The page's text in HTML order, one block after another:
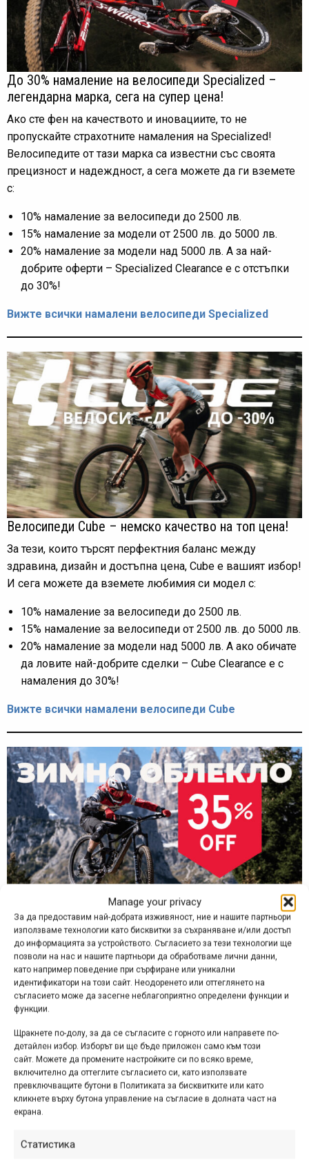
Manage your privacy
За да предоставим най-добрата изживяност, ние и нашите партньори
използваме технологии като бисквитки за съхраняване и/или достъп
до информацията за устройството. Съгласието за тези технологии ще
позволи на нас и нашите партньори да обработваме лични данни,
като например поведение при сърфиране или уникални
идентификатори на този сайт. Неодоренето или оттеглянето на
съгласието може да засегне неблагоприятно определени функции и
функции.
Щракнете по-долу, за да се съгласите с горното или направете по-
детайлен избор. Изборът ви ще бъде приложен само към този
сайт. Можете да промените настройките си по всяко време,
включително да оттеглите съгласието си, като използвате
превключващите бутони в Политиката за бисквитките или като
кликнете върху бутона управление на съгласие в долната част на
екрана.
Статистика
До 30% намаление на велосипеди Specialized –
легендарна марка, сега на супер цена!
Ако сте фен на качеството и иновациите, то не
пропускайте страхотните намаления на Specialized!
Велосипедите от тази марка са известни със своята
прецизност и надеждност, а сега можете да ги вземете
с:
10% намаление за велосипеди до 2500 лв.
15% намаление за модели от 2500 лв. до 5000 лв.
20% намаление за модели над 5000 лв. А за най-
добрите оферти – Specialized Clearance е с отстъпки
до 30%!
Вижте всички намалени велосипеди Specialized
Велосипеди Cube – немско качество на топ цена!
За тези, които търсят перфектния баланс между
здравина, дизайн и достъпна цена, Cube е вашият избор!
И сега можете да вземете любимия си модел с:
10% намаление за велосипеди до 2500 лв.
15% намаление за велосипеди от 2500 лв. до 5000 лв.
20% намаление за модели над 5000 лв. А ако обичате
да ловите най-добрите сделки – Cube Clearance е с
намаления до 30%!
Вижте всички намалени велосипеди Cube
35% намаление на зимно облекло – карайте топло
и стилно!
Зимата не е пречка за истинските велосипедисти, а сега
можете да се екипирате с топло и функционално
облекло с цели 35% намаление! Не оставяйте студът да
ви спре, защото велосипедният сезон никога не
свършва!
Вижте всички намалени продукти от категорията